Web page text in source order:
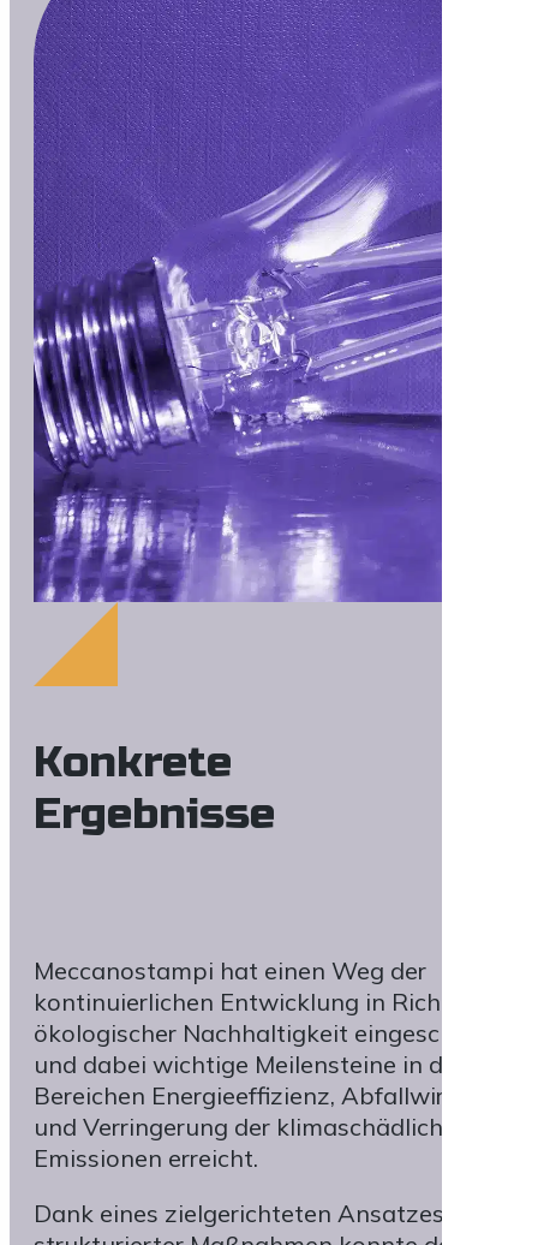
Konkrete
Ergebnisse
Meccanostampi hat einen Weg der
kontinuierlichen Entwicklung in Richtung
ökologischer Nachhaltigkeit eingeschlagen
und dabei wichtige Meilensteine in den
Bereichen Energieeffizienz, Abfallwirtschaft
und Verringerung der klimaschädlichen
Emissionen erreicht.
Dank eines zielgerichteten Ansatzes und